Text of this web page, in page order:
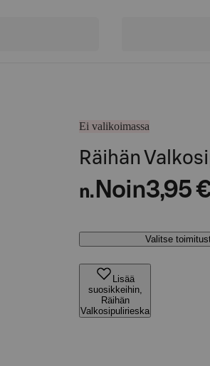
Ei valikoimassa
Räihän
n. Noin3,95
Valitse
Lisää
suosikkeihin,
Räihän
Valkosipulirieska